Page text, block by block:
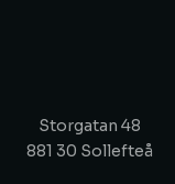
Storgatan 48
881 30 Sollefteå